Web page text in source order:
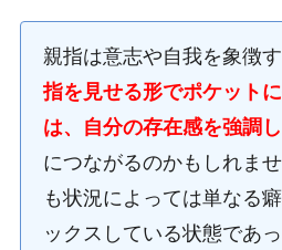
親指は意志や自我を象徴す
指を見せる形でポケット
は、自分の存在感を強調
につながるのかもしれま
も状況によっては単なる
ックスしている状態であ